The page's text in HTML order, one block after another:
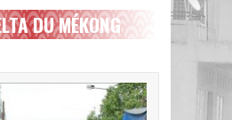
DU MÉKONG